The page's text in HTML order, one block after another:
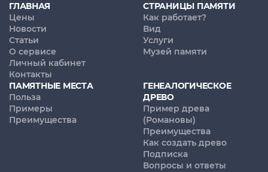
ГЛАВНАЯ
Цены
Новости
Статьи
О сервисе
Личный кабинет
Контакты
СТРАНИЦЫ ПАМЯТИ
Как работает?
Вид
Услуги
Музей памяти
ПАМЯТНЫЕ МЕСТА
Польза
Примеры
Преимущества
ГЕНЕАЛОГИЧЕСКОЕ
ДРЕВО
Пример древа
(Романовы)
Преимущества
Как создать древо
Подписка
Вопросы и ответы